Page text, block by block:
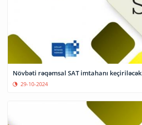
Növbəti rəqəmsal SAT imtahanı keçiriləcək
29-10-2024